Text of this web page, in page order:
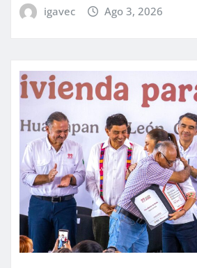
igavec Ago 3, 2026